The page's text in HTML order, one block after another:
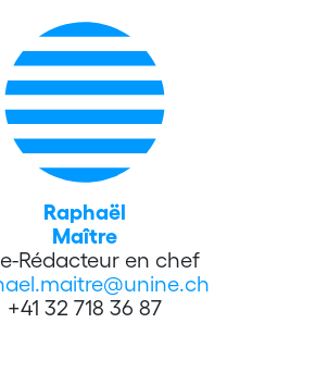
Raphaël
Maître
Rédacteur en chef
+41 32 718 36 87